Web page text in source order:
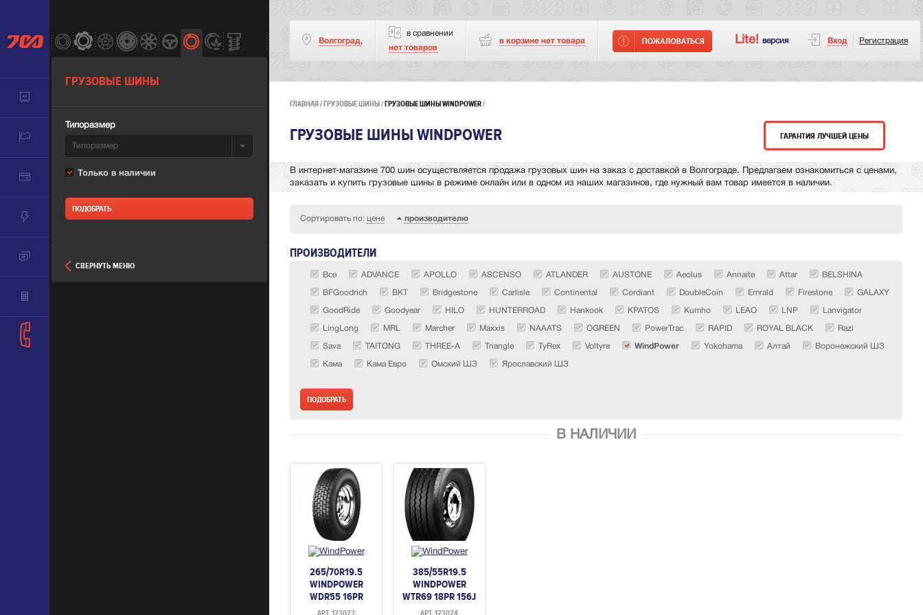
ГРУЗОВЫЕ ШИНЫ
Типоразмер
Типоразмер
Только в наличии
СВЕРНУТЬ МЕНЮ
Волгоград,
в сравнении
нет товаров
в корзине нет товара Lite! версия Вход Регистрация
ГЛАВНАЯ ГРУЗОВЫЕ ШИНЫ ГРУЗОВЫЕ ШИНЫ WINDPOWER
ГРУЗОВЫЕ ШИНЫ WINDPOWER ГАРАНТИЯ ЛУЧШЕЙ ЦЕНЫ
В интернет-магазине 700 шин осуществляется продажа грузовых шин на заказ с доставкой в Волгограде. Предлагаем ознакомиться с ценами,
заказать и купить грузовые шины в режиме онлайн или в одном из наших магазинов, где нужный вам товар имеется в наличии.
Сортировать по: цене производителю
ПРОИЗВОДИТЕЛИ
Все ADVANCE APOLLO ASCENSO ATLANDER AUSTONE Aeolus Annaite Attar BELSHINA
BFGoodrich BKT Bridgestone Carlisle Continental Cordiant DoubleCoin Emrald Firestone GALAXY
GoodRide Goodyear HILO HUNTERROAD Hankook KPATOS Kumho LEAO LNP Lanvigator
LingLong MRL Marcher Maxxis NAAATS OGREEN PowerTrac RAPID ROYAL BLACK Razi
Sava TAITONG THREE-A Triangle TyRex Voltyre WindPower Yokohama Алтай Воронежский ШЗ
Кама Кама Евро Омский ШЗ Ярославский ШЗ
В НАЛИЧИИ
265/70R19.5
WINDPOWER
WDR55 16PR
140/138M TL
АРТ. 123023
385/55R19.5
WINDPOWER
WTR69 18PR 156J
TL (ПРИЦЕПНАЯ)
АРТ. 123024